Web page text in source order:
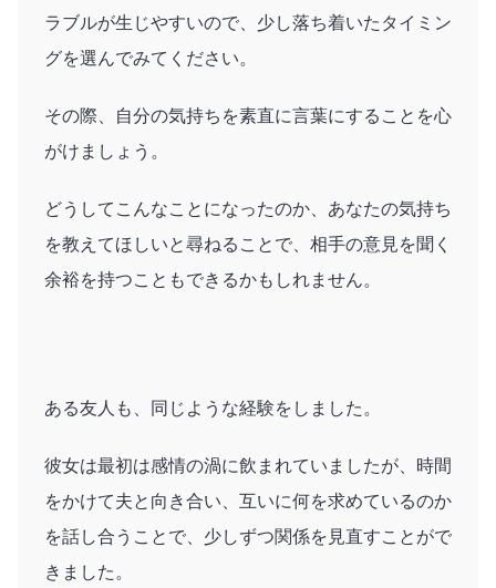
ラブルが生じやすいので、少し落ち着いたタイミン
グを選んでみてください。
その際、自分の気持ちを素直に言葉にすることを心
がけましょう。
どうしてこんなことになったのか、あなたの気持ち
を教えてほしいと尋ねることで、相手の意見を聞く
余裕を持つこともできるかもしれません。
ある友人も、同じような経験をしました。
彼女は最初は感情の渦に飲まれていましたが、時間
をかけて夫と向き合い、互いに何を求めているのか
を話し合うことで、少しずつ関係を見直すことがで
きました。